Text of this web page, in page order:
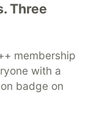
Three
membership
with a
badge on
keep up software
career
About
Contact
MLH
Terms of Use
that powers